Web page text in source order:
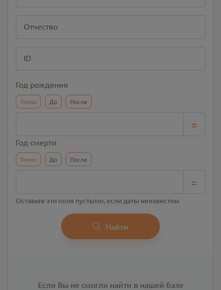
Отчество
ID
Год рождения
Точно До После
=
Год смерти
Точно До После
=
Оставьте эти поля пустыми, если даты неизвестны
Найти
Если Вы не смогли найти в нашей базе